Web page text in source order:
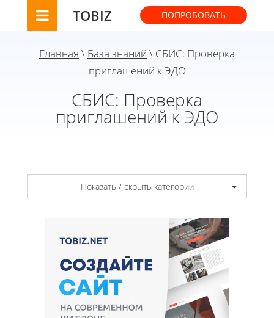
TOBIZ ПОПРОБОВАТЬ
Главная \ База знаний \ СБИС: Проверка
приглашений к ЭДО
СБИС: Проверка
приглашений к ЭДО
Показать / скрыть категории